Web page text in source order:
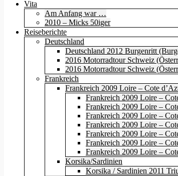
Vita
Am Anfang war …
2010 – Micks 50iger
Reiseberichte
Deutschland
Deutschland 2012 Burgenritt
2016 Motorradtour Schweiz
2016 Motorradtour Schweiz
Frankreich
Frankreich 2009 Loire – Cote
Frankreich 2009 Loire –
Frankreich 2009 Loire –
Frankreich 2009 Loire –
Frankreich 2009 Loire –
Frankreich 2009 Loire –
Frankreich 2009 Loire –
Frankreich 2009 Loire –
Korsika/Sardinien
Korsika / Sardinien 2011